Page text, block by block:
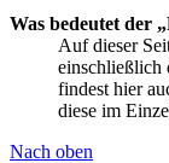
Was bedeutet der
Auf dieser
einschließlich
findest hier
diese im
Nach oben